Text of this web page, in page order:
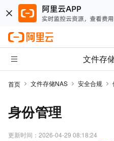
文件存
首页 文件存储NAS 安全合规
身份管理
更新时间： 2026-04-29 08:18:24